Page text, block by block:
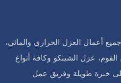
أعمال العزل الحراري والمائي،
عزل الشينكو وكافة أنواع
خبرة طويلة وفريق عمل